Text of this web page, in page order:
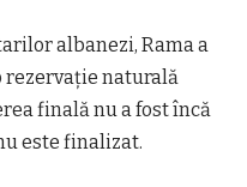
albanezi, Rama a
rezervaţie naturală
finală nu a fost încă
este finalizat.